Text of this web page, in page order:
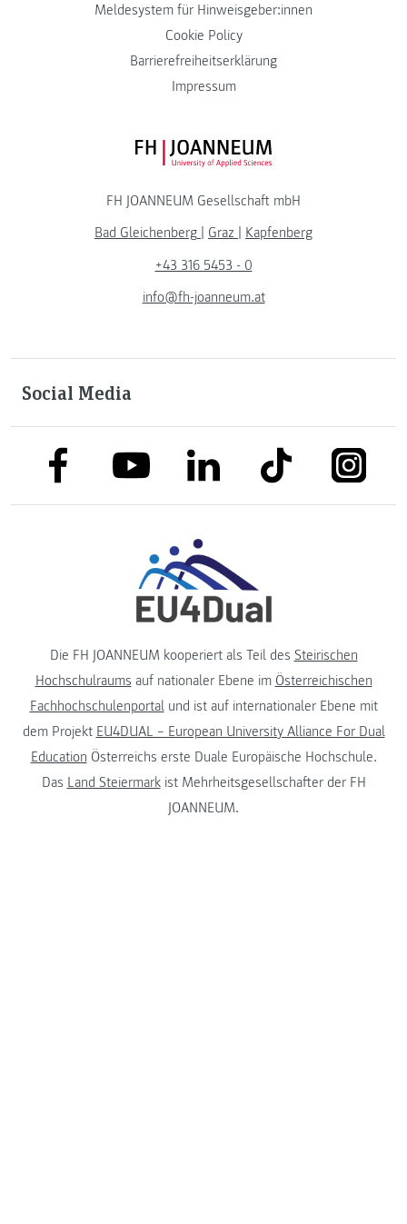
Meldesystem für Hinweisgeber:innen
Cookie Policy
Barrierefreiheitserklärung
Impressum
FH JOANNEUM Logo
FH JOANNEUM Gesellschaft mbH
Bad Gleichenberg
Graz
Kapfenberg
+43 316 5453 - 0
info@fh-joanneum.at
Social Media
link to facebooklink to youtubelink to linkedinlink to tiktok
Die FH JOANNEUM kooperiert als Teil des Steirischen
Hochschulraums auf nationaler Ebene im Österreichischen
Fachhochschulenportalund ist auf internationaler Ebene mit
dem Projekt EU4DUAL – European University Alliance For Dual
Education Österreichs erste Duale Europäische Hochschule.
Das Land Steiermarkist Mehrheitsgesellschafter der FH
JOANNEUM.